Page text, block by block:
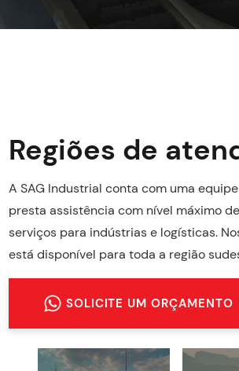
Regiões de
A SAG Industrial conta com uma
presta assistência com nível máximo
serviços para indústrias e logísticas.
está disponível para toda a região
SOLICITE UM ORÇAMENTO